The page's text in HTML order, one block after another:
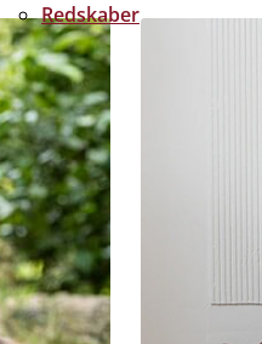
Redskaber